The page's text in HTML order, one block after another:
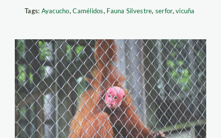
Tags: Ayacucho,Camélidos, Fauna Silvestre, serfor,vicuña
Conoce el Centro de
Rescate Amazónico
(CREA)